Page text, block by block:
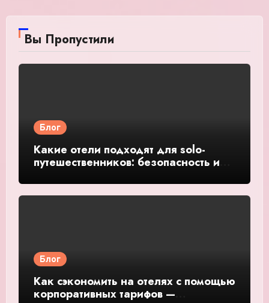
Вы Пропустили
Блог
Какие отели подходят для solo-
путешественников: безопасность и
и обзор
Блог
Как сэкономить на отелях с помощью
корпоративных тарифов —